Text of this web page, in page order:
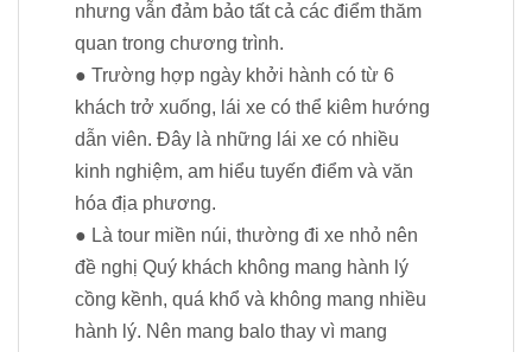
nhưng vẫn đảm bảo tất cả các điểm thăm
quan trong chương trình.
● Trường hợp ngày khởi hành có từ 6
khách trở xuống, lái xe có thể kiêm hướng
dẫn viên. Đây là những lái xe có nhiều
kinh nghiệm, am hiểu tuyến điểm và văn
hóa địa phương.
● Là tour miền núi, thường đi xe nhỏ nên
đề nghị Quý khách không mang hành lý
cồng kềnh, quá khổ và không mang nhiều
hành lý. Nên mang balo thay vì mang